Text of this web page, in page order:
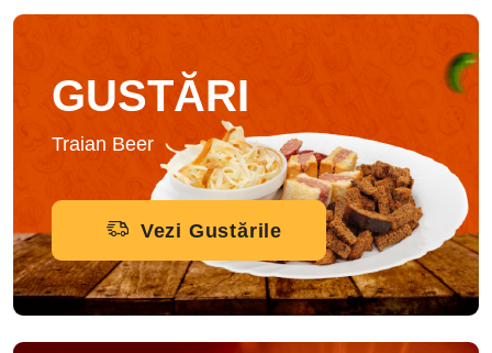
GUSTĂRI
Traian Beer
Vezi Gustările